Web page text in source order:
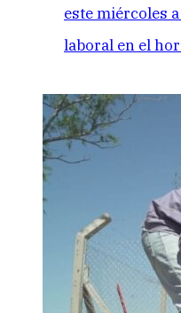
este miércoles
laboral en el